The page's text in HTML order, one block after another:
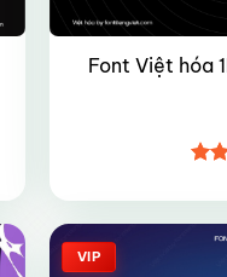
Font Việt hóa
VIP